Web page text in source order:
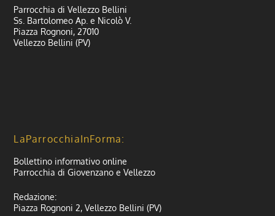
Parrocchia di Vellezzo Bellini
Ss. Bartolomeo Ap. e Nicolò V.
Piazza Rognoni, 27010
Vellezzo Bellini (PV)
LaParrocchiaInForma:
Bollettino informativo online
Parrocchia di Giovenzano e Vellezzo
Redazione:
Piazza Rognoni 2, Vellezzo Bellini (PV)